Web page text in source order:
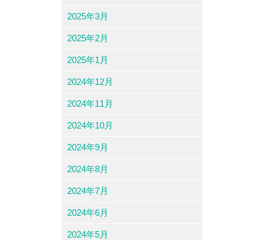
2025年3月
2025年2月
2025年1月
2024年12月
2024年11月
2024年10月
2024年9月
2024年8月
2024年7月
2024年6月
2024年5月